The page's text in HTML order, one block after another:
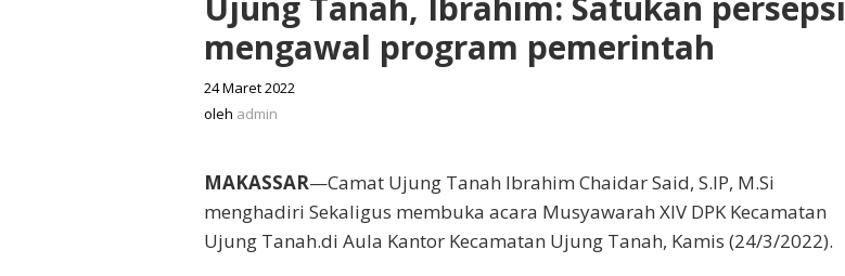
mengawal program pemerintah
24 Maret 2022
oleh admin
MAKASSAR—Camat Ujung Tanah Ibrahim Chaidar Said, S.IP, M.Si
menghadiri Sekaligus membuka acara Musyawarah XIV DPK Kecamatan
Ujung Tanah.di Aula Kantor Kecamatan Ujung Tanah, Kamis (24/3/2022).